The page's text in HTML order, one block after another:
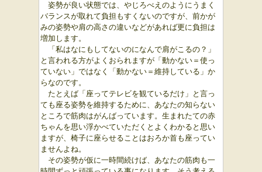
姿勢が良い状態では、やじろべえのようにうまく
バランスが取れて負担もすくないのですが、前かが
みの姿勢や肩の高さの違いなどがあれば更に負担は
増加します。
「私はなにもしてないのになんで肩がこるの？」
と言われる方がよくおられますが「動かない＝使っ
ていない」ではなく「動かない＝維持している」か
らなのです。
たとえば「座ってテレビを観ているだけ」と言っ
ても座る姿勢を維持するために、あなたの知らない
ところで筋肉はがんばっています。生まれたての赤
ちゃんを思い浮かべていただくとよくわかると思い
ますが、椅子に座らせることはおろか首も座ってい
ませんよね。
その姿勢が仮に一時間続けば、あなたの筋肉も一